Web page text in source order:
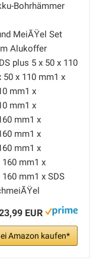
Bohrhämmer
MeiÃŸel Set
Alukoffer
plus 5 x 50 x 110
50 x 110 mm1 x
mm1 x
mm1 x
mm1 x
mm1 x
mm1 x
160 mm1 x
mm1 x SDS
EUR
Amazon kaufen*